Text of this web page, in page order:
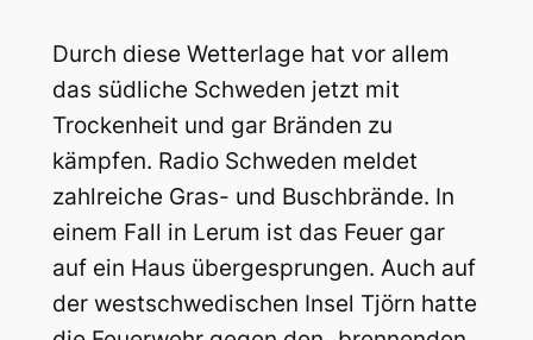
Durch diese Wetterlage hat vor allem
das südliche Schweden jetzt mit
Trockenheit und gar Bränden zu
kämpfen. Radio Schweden meldet
zahlreiche Gras- und Buschbrände. In
einem Fall in Lerum ist das Feuer gar
auf ein Haus übergesprungen. Auch auf
der westschwedischen Insel Tjörn hatte